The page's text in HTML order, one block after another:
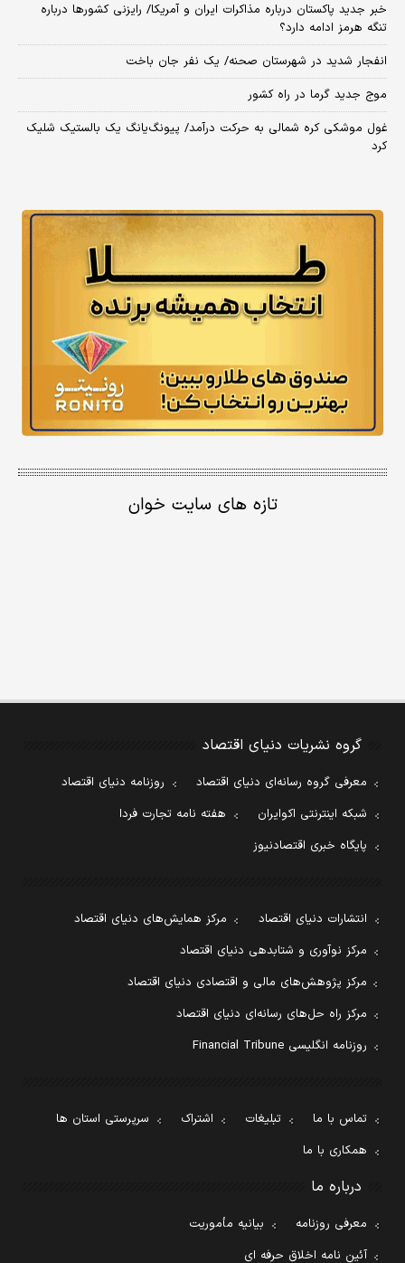
خبر جدید پاکستان درباره مذاکرات ایران و آمریکا/ رایزنی کشورها درباره
تنگه هرمز ادامه دارد؟
انفجار شدید در شهرستان صحنه/ یک نفر جان باخت
موج جدید گرما در راه کشور
غول موشکی کره شمالی به حرکت درآمد/ پیونگ‌یانگ یک بالستیک شلیک
کرد
تازه های سایت خوان
گروه نشریات دنیای اقتصاد
معرفی گروه رسانه‌ای دنیای اقتصاد
روزنامه دنیای اقتصاد
شبکه اینترنتی اکوایران
هفته نامه تجارت فردا
پایگاه خبری اقتصادنیوز
انتشارات دنیای اقتصاد
مرکز همایش‌های دنیای اقتصاد
مرکز نوآوری و شتابدهی دنیای اقتصاد
مرکز پژوهش‌های مالی و اقتصادی دنیای اقتصاد
مرکز راه حل‌های رسانه‌ای دنیای اقتصاد
روزنامه انگلیسی Financial Tribune
تماس با ما تبلیغات اشتراک
سرپرستی استان ها
همکاری با ما
درباره ما
معرفی روزنامه
بیانیه مأموریت
آئین نامه اخلاق حرفه ای